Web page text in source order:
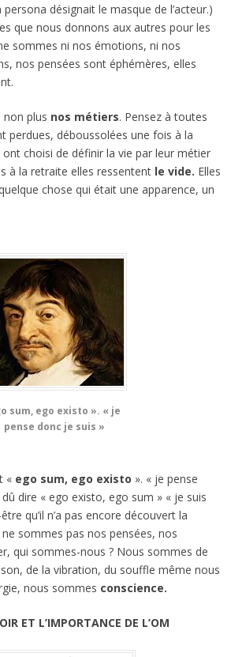
désignait le masque de l’acteur.)
que nous donnons aux autres pour les
sommes ni nos émotions, ni nos
nos pensées sont éphémères, elles
plus nos métiers. Pensez à toutes
perdues, déboussolées une fois à la
ont choisi de définir la vie par leur métier
à la retraite elles ressentent le vide. Elles
chose qui était une apparence, un
sum, ego existo ». « je
pense donc je suis »
« ego sum, ego existo ». « je pense
dire « ego existo, ego sum » « je suis
qu’il n’a pas encore découvert la
ne sommes pas nos pensées, nos
qui sommes-nous ? Nous sommes de
de la vibration, du souffle même nous
nous sommes conscience.
ET L’IMPORTANCE DE L’OM